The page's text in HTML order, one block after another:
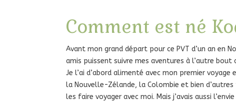
Comment est né
Avant mon grand départ pour ce PVT d’un an en
amis puissent suivre mes aventures à l’autre bout
Je l’ai d’abord alimenté avec mon premier
la Nouvelle-Zélande, la Colombie et bien
les faire voyager avec moi. Mais j’avais aussi